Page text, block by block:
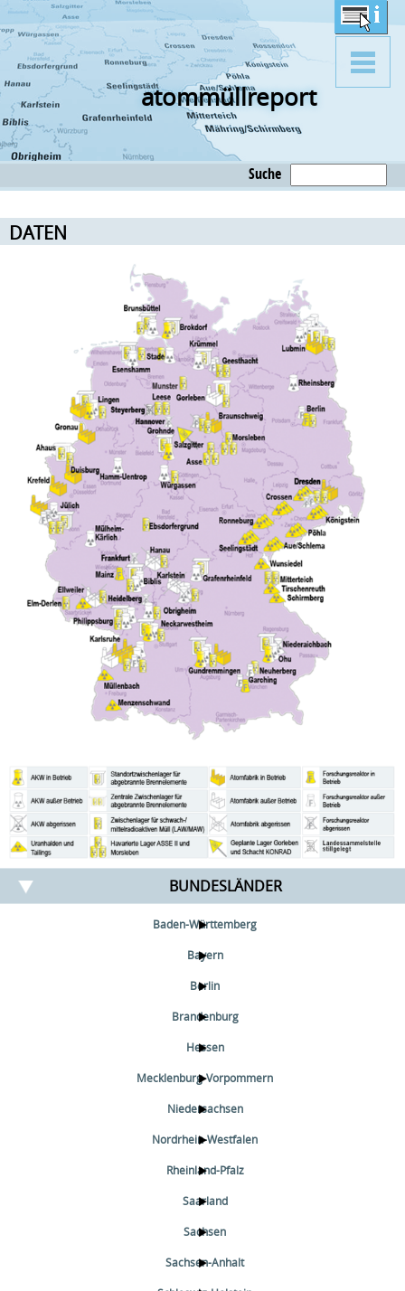
atommüllreport
Suche
DATEN
BUNDESLÄNDER
Baden-Württemberg
Bayern
Berlin
Brandenburg
Hessen
Mecklenburg-Vorpommern
Niedersachsen
Nordrhein-Westfalen
Rheinland-Pfalz
Saarland
Sachsen
Sachsen-Anhalt